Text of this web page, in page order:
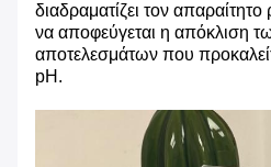
διαδραματίζει τον
να αποφεύγεται η απόκλιση
αποτελεσμάτων που
pH.